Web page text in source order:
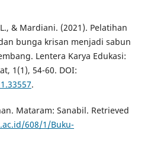
& Mardiani. (2021). Pelatihan
bunga krisan menjadi sabun
Lentera Karya Edukasi:
1(1), 54-60. DOI:
.
Mataram: Sanabil. Retrieved
608/1/Buku-